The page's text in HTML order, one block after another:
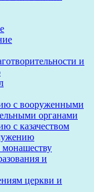
и
с вооруженными
органами
с казачеством
и
церкви и